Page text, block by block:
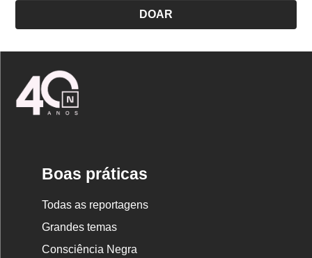
DOAR
Boas práticas
Todas as reportagens
Grandes temas
Consciência Negra